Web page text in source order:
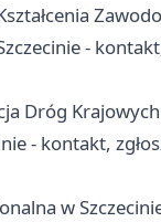
-
Dróg
- kontakt,
w